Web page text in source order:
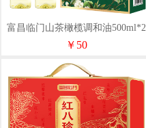
富昌临门山茶橄榄调和油500ml*2
￥50